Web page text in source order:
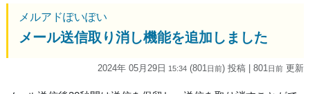
メルアドぽいぽい
メール送信取り消し機能を追加しました
2024年 05月29日 15:34 (801 日前) 投稿 | 801 日前 更新